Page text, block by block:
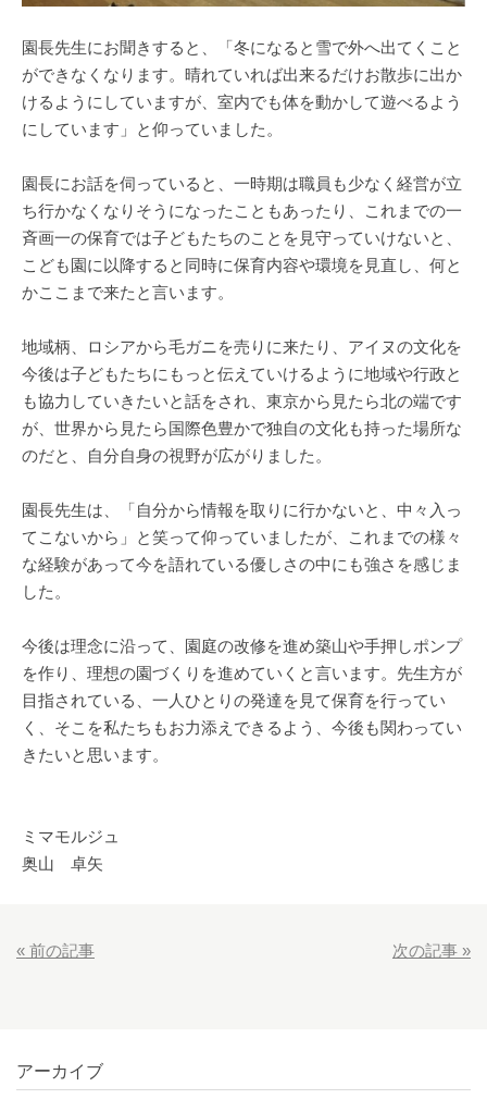
園長先生にお聞きすると、「冬になると雪で外へ出てくこと
ができなくなります。晴れていれば出来るだけお散歩に出か
けるようにしていますが、室内でも体を動かして遊べるよう
にしています」と仰っていました。
園長にお話を伺っていると、一時期は職員も少なく経営が立
ち行かなくなりそうになったこともあったり、これまでの一
斉画一の保育では子どもたちのことを見守っていけないと、
こども園に以降すると同時に保育内容や環境を見直し、何と
かここまで来たと言います。
地域柄、ロシアから毛ガニを売りに来たり、アイヌの文化を
今後は子どもたちにもっと伝えていけるように地域や行政と
も協力していきたいと話をされ、東京から見たら北の端です
が、世界から見たら国際色豊かで独自の文化も持った場所な
のだと、自分自身の視野が広がりました。
園長先生は、「自分から情報を取りに行かないと、中々入っ
てこないから」と笑って仰っていましたが、これまでの様々
な経験があって今を語れている優しさの中にも強さを感じま
した。
今後は理念に沿って、園庭の改修を進め築山や手押しポンプ
を作り、理想の園づくりを進めていくと言います。先生方が
目指されている、一人ひとりの発達を見て保育を行ってい
く、そこを私たちもお力添えできるよう、今後も関わってい
きたいと思います。
ミマモルジュ
奥山 卓矢
« 前の記事 次の記事 »
アーカイブ